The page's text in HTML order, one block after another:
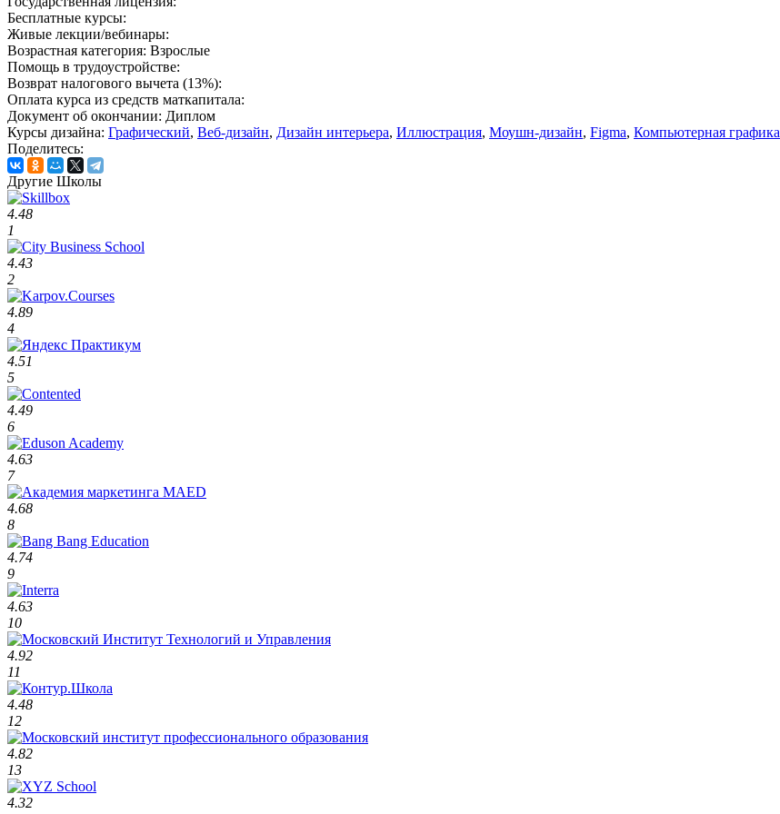
Бесплатные курсы:
Живые лекции/вебинары:
Возрастная категория: Взрослые
Помощь в трудоустройстве:
Возврат налогового вычета (13%):
Оплата курса из средств маткапитала:
Документ об окончании: Диплом
Курсы дизайна: Графический, Веб-дизайн, Дизайн интерьера, Иллюстрация, Моушн-дизайн, Figma, Компьютерная графика
Поделитесь:
Другие Школы
4.48
1
4.43
2
4.89
4
4.51
5
4.49
6
4.63
7
4.68
8
4.74
9
4.63
10
4.92
11
4.48
12
4.82
13
4.32